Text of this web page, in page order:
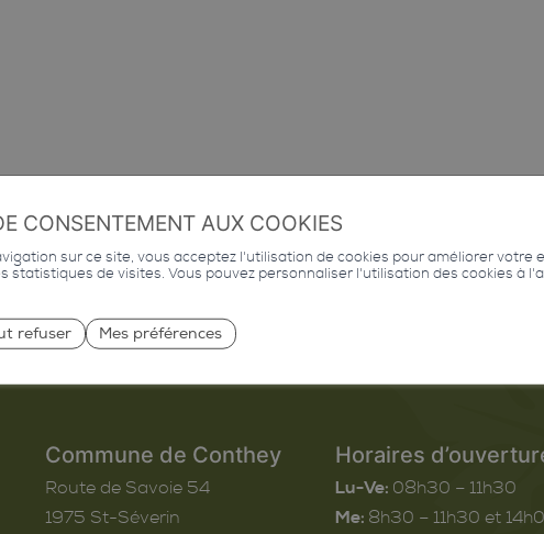
Commune de Conthey
Route de Savoie 54
1975 St-Séverin
Horaires
Lu-Ve: 08h30 – 11h30
Me: 8h30 – 11h30 et
CONSENTEMENT AUX COOKIES
sur ce site, vous acceptez l'utilisation de cookies pour améliorer votre
statistiques de visites. Vous pouvez personnaliser l'utilisation des cookies à
refuser Mes préférences